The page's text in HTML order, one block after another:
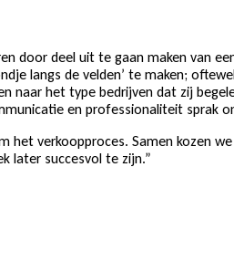
door deel uit te gaan maken van
langs de velden’ te maken;
naar het type bedrijven dat zij
en professionaliteit sprak
verkoopproces. Samen kozen
later succesvol te zijn.”